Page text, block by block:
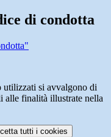
di condotta
utilizzati si avvalgono di
alle finalità illustrate nella
tutti i cookies